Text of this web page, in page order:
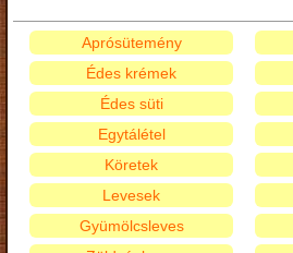
Aprósütemény
Édes krémek
Édes süti
Egytálétel
Köretek
Levesek
Gyümölcsleves